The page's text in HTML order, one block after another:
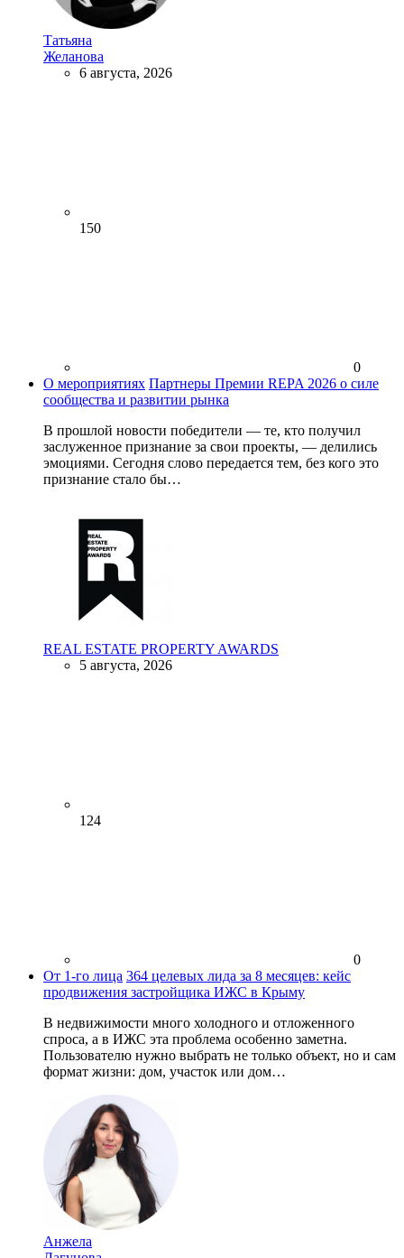
Татьяна
Желанова
6 августа, 2026
150
0
О мероприятиях Партнеры Премии REPA 2026 о силе
сообщества и развитии рынка
В прошлой новости победители — те, кто получил
заслуженное признание за свои проекты, — делились
эмоциями. Сегодня слово передается тем, без кого это
признание стало бы…
REAL ESTATE PROPERTY AWARDS
5 августа, 2026
124
0
От 1-го лица 364 целевых лида за 8 месяцев: кейс
продвижения застройщика ИЖС в Крыму
В недвижимости много холодного и отложенного
спроса, а в ИЖС эта проблема особенно заметна.
Пользователю нужно выбрать не только объект, но и сам
формат жизни: дом, участок или дом…
Анжела